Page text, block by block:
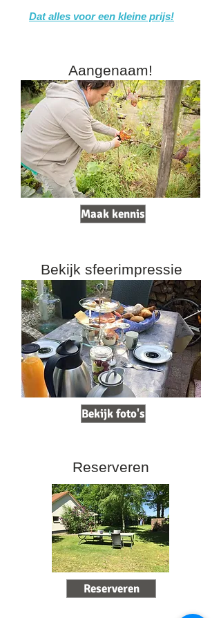
Dat alles voor een kleine prijs!
Aangenaam!
Maak kennis
Bekijk sfeerimpressie
Bekijk foto's
Reserveren
Reserveren